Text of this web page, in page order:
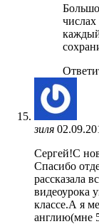
зиля
Cергей!С
Спасибо
рассказала
видеоурока
классе.А я
англию(мне